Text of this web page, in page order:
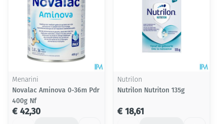
Menarini
Novalac Aminova 0-36m Pdr
400g Nf
€ 42,30
Nutrilon
Nutrilon Nutriton 135g
€ 18,61